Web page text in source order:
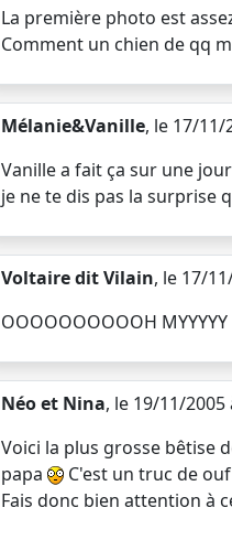
La première photo est
Comment un chien de qq
Mélanie&Vanille, le 17/11/
Vanille a fait ça sur une
je ne te dis pas la surprise
Voltaire dit Vilain, le 17/
OOOOOOOOOOH MYYYYY
Néo et Nina, le 19/11/2005
Voici la plus grosse bêtise
papa
C'est un truc de
Fais donc bien attention à